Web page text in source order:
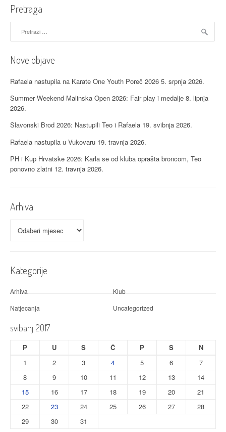
a
c
i
j
a
o
b
j
a
v
Pretraga
Nove objave
Rafaela nastupila na Karate One Youth Poreč 2026 5. srpnja 2026.
Summer Weekend Malinska Open 2026: Fair play i medalje 8. lipnja
2026.
Slavonski Brod 2026: Nastupili Teo i Rafaela 19. svibnja 2026.
Rafaela nastupila u Vukovaru 19. travnja 2026.
PH i Kup Hrvatske 2026: Karla se od kluba oprašta broncom, Teo
ponovno zlatni 12. travnja 2026.
Arhiva
Kategorije
Arhiva
Klub
Natjecanja
Uncategorized
svibanj 2017
P U S Č P S
N
1
2 3 4 5 6
7
8
9 10 11 12 13
14
15
16 17 18 19 20
21
22
23 24 25 26 27
28
29
30 31